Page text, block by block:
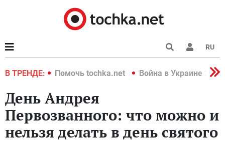
RU
В ТРЕНДЕ:
2022 Помочь tochka.net Война в Украине 2022
День Андрея
Первозванного: что можно и
нельзя делать в день святого